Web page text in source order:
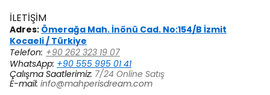
İLETİŞİM
Adres: Ömerağa Mah. İnönü Cad. No:154/B İzmit
Kocaeli / Türkiye
Telefon: +90 262 323 19 07
WhatsApp: +90 555 995 01 41
Çalışma Saatlerimiz: 7/24 Online Satış
E-mail: info@mahperisdream.com